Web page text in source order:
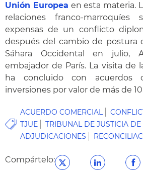
Unión Europea en esta materia.
relaciones franco-
expensas de un conflicto
después del cambio de postura
Sáhara Occidental en julio,
embajador de París. La visita de
ha concluido con acuerdos
inversiones por valor de más de
ACUERDO COMERCIAL
TJUE
TRIBUNAL DE JUSTICIA
ADJUDICACIONES
Compártelo: